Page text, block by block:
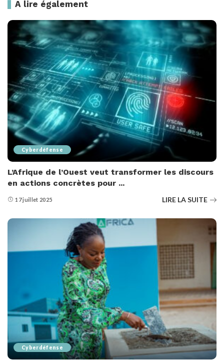
A lire également
Cyberdéfense
L’Afrique de l’Ouest veut transformer les discours
en actions concrètes pour ...
17 juillet 2025 LIRE LA SUITE
Cyberdéfense